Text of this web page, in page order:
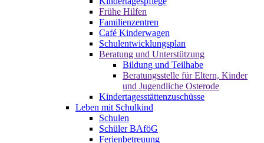
Frühe Hilfen
Familienzentren
Café Kinderwagen
Schulentwicklungsplan
Beratung und Unterstützung
Bildung und Teilhabe
Beratungsstelle für Eltern, Kinder
und Jugendliche Osterode
Kindertagesstättenzuschüsse
Leben mit Schulkind
Schulen
Schüler BAföG
Ferienbetreuung